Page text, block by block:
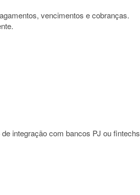
vencimentos e cobranças.
integração com bancos PJ ou fintechs